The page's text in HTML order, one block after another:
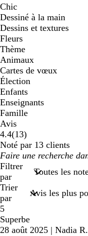
Chic
Dessiné à la main
Dessins et textures
Fleurs
Thème
Animaux
Cartes de vœux
Élection
Enfants
Enseignants
Famille
Avis
4.4(1313
avis
)
Noté par 13 clients
Mes
saisies
de
recherche
Filtrer
par
Trier
par
5
Superbe
28 août 2025 | Nadia R.